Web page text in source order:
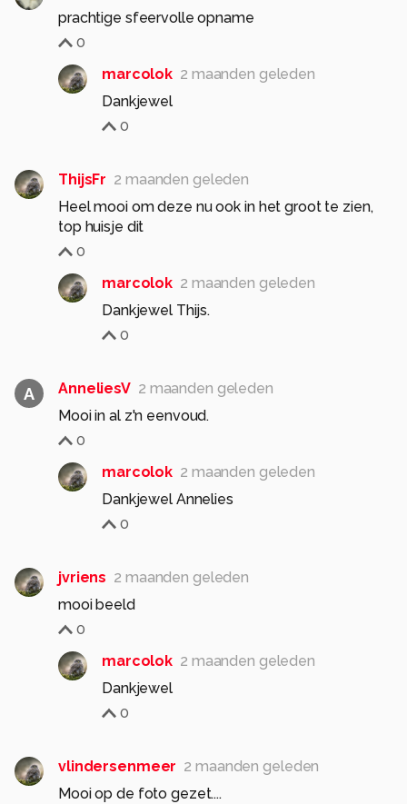
prachtige sfeervolle opname
0
marcolok 2 maanden geleden
Dankjewel
0
ThijsFr 2 maanden geleden
Heel mooi om deze nu ook in het groot te zien,
top huisje dit
0
marcolok 2 maanden geleden
Dankjewel Thijs.
0
A AnneliesV 2 maanden geleden
Mooi in al z'n eenvoud.
0
marcolok 2 maanden geleden
Dankjewel Annelies
0
jvriens 2 maanden geleden
mooi beeld
0
marcolok 2 maanden geleden
Dankjewel
0
vlindersenmeer 2 maanden geleden
Mooi op de foto gezet....